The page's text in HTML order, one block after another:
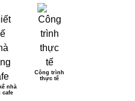
nhà
cafe
Công trình
thực tế